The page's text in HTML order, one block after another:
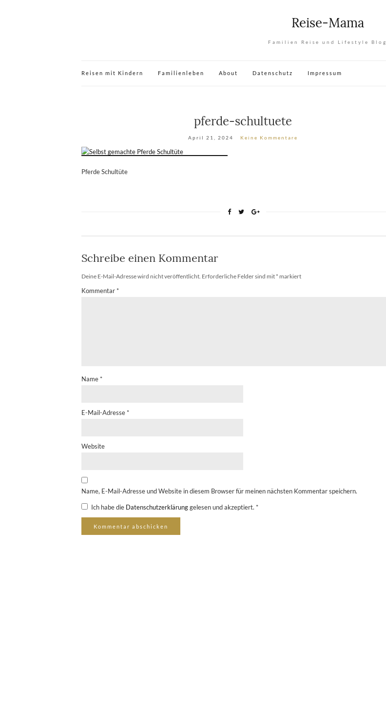
Reise-Mama
Familien Reise und Lifestyle Blog
Reisen mit Kindern Familienleben About Datenschutz Impressum
pferde-schultuete
April 21, 2024 Keine Kommentare
Pferde Schultüte
Schreibe einen Kommentar
Deine E-Mail-Adresse wird nicht veröffentlicht. Erforderliche Felder sind mit * markiert
Kommentar *
Name *
E-Mail-Adresse *
Website
Name, E-Mail-Adresse und Website in diesem Browser für meinen nächsten Kommentar speichern.
Ich habe die Datenschutzerklärunggelesen und akzeptiert. *